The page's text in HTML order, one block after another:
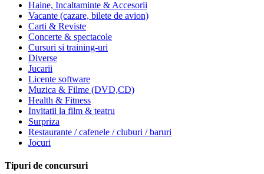
Haine, Incaltaminte & Accesorii
Vacante (cazare, bilete de avion)
Carti & Reviste
Concerte & spectacole
Cursuri si training-uri
Diverse
Jucarii
Licente software
Muzica & Filme (DVD,CD)
Health & Fitness
Invitatii la film & teatru
Surpriza
Restaurante / cafenele / cluburi / baruri
Jocuri
Tipuri de concursuri